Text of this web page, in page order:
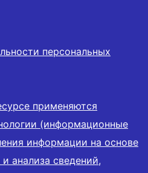
персональных
применяются
(информационные
информации на основе
анализа сведений,